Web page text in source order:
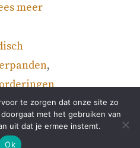
meer
,
- WebdesignAlbus
te zorgen dat onze site zo
met het gebruiken van
uit dat je ermee instemt.
Ok